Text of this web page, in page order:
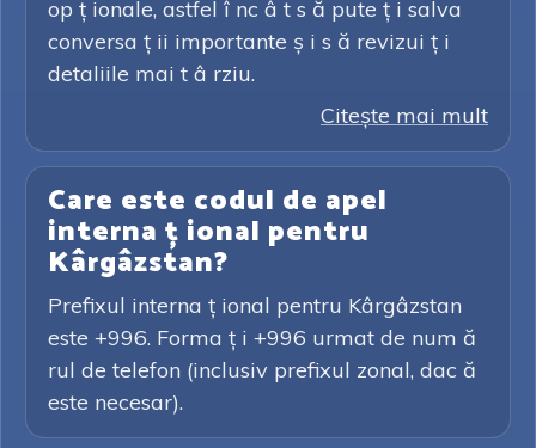
op ț ionale, astfel î nc â t s ă pute ț i salva
conversa ț ii importante ș i s ă revizui ț i
detaliile mai t â rziu.
Citeşte mai mult
Care este codul de apel
interna ț ional pentru
Kârgâzstan?
Prefixul interna ț ional pentru Kârgâzstan
este +996. Forma ț i +996 urmat de num ă
rul de telefon (inclusiv prefixul zonal, dac ă
este necesar).